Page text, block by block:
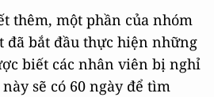
thêm, một phần của nhóm
đã bắt đầu thực hiện những
biết các nhân viên bị nghỉ
sẽ có 60 ngày để tìm